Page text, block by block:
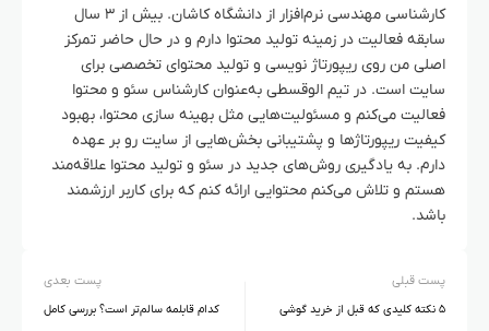
کارشناسی مهندسی نرم‌افزار از دانشگاه کاشان. بیش از ۳ سال
سابقه فعالیت در زمینه تولید محتوا دارم و در حال حاضر تمرکز
اصلی من روی ریپورتاژ نویسی و تولید محتوای تخصصی برای
سایت است. در تیم الوقسطی به‌عنوان کارشناس سئو و محتوا
فعالیت می‌کنم و مسئولیت‌هایی مثل بهینه سازی محتوا، بهبود
کیفیت ریپورتاژها و پشتیبانی بخش‌هایی از سایت رو بر عهده
دارم. به یادگیری روش‌های جدید در سئو و تولید محتوا علاقه‌مند
هستم و تلاش می‌کنم محتوایی ارائه کنم که برای کاربر ارزشمند
باشد.
پست قبلی
۵ نکته کلیدی که قبل از خرید گوشی
پست بعدی
کدام قابلمه سالم‌تر است؟ بررسی کامل